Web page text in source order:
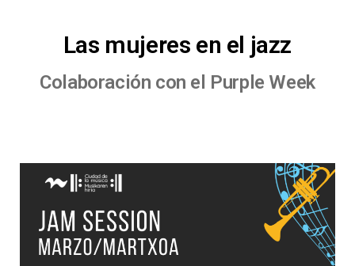
Las mujeres en el jazz
Colaboración con el Purple Week